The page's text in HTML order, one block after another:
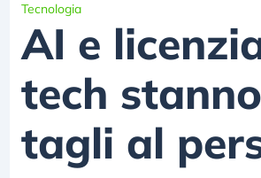
Tecnologia
AI e
tech
tagli al